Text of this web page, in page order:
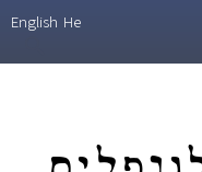
He
English